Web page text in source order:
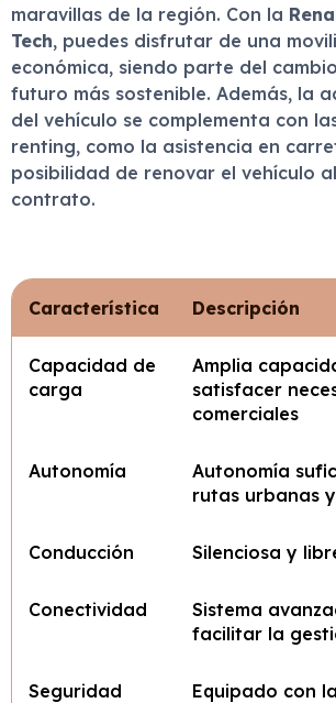
maravillas de la región. Con la
Tech, puedes disfrutar de una
económica, siendo parte del
futuro más sostenible. Además, la
del vehículo se complementa con
renting, como la asistencia en
posibilidad de renovar el vehículo
contrato.
Característica Descripción
Capacidad de
carga
Amplia
satisfacer
comerciales
Autonomía
Autonomía
rutas urbanas
Conducción Silenciosa y
Conectividad
Sistema
facilitar la
Seguridad
Equipado con